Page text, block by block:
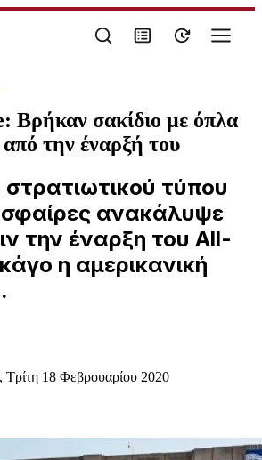
Βρήκαν σακίδιο με όπλα
την έναρξή του
τύπου
σφαίρες ανακάλυψε
την έναρξη του All-
η αμερικανική
Τρίτη 18 Φεβρουαρίου 2020